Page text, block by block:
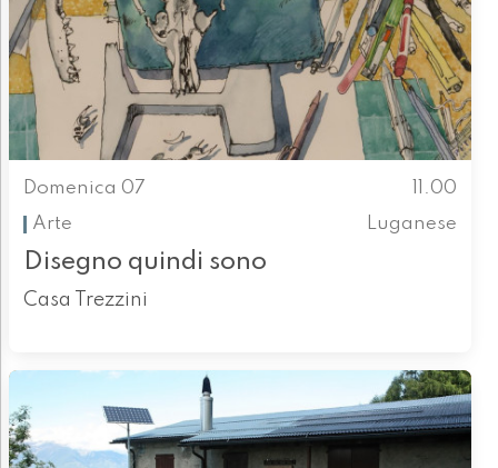
Domenica 07
11.00
Arte
Luganese
Disegno quindi sono
Casa Trezzini